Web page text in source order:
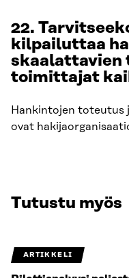
22.
kilpailuttaa
skaalattavien
toimittajat
Hankintojen toteutus
ovat
Tutustu myös
ARTIKKELI